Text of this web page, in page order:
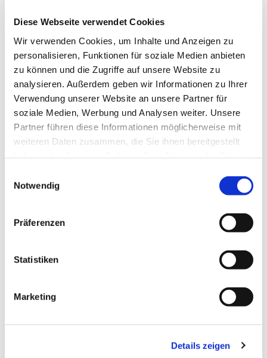
Diese Webseite verwendet Cookies
Wir verwenden Cookies, um Inhalte und Anzeigen zu
personalisieren, Funktionen für soziale Medien anbieten
zu können und die Zugriffe auf unsere Website zu
analysieren. Außerdem geben wir Informationen zu Ihrer
Verwendung unserer Website an unsere Partner für
soziale Medien, Werbung und Analysen weiter. Unsere
Partner führen diese Informationen möglicherweise mit
weiteren Daten zusammen, die Sie ihnen bereitgestellt
Notwendig
Präferenzen
Statistiken
Marketing
Details zeigen
Dies könnte Sie auch
interessieren